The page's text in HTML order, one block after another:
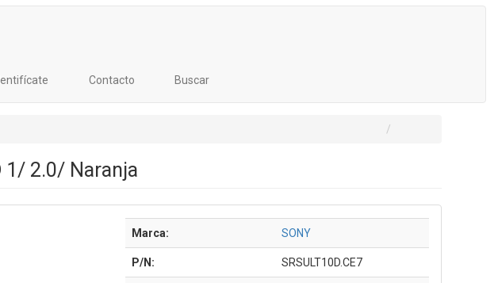
Contacto Buscar
1/ 2.0/ Naranja
Marca: SONY
P/N: SRSULT10D.CE7